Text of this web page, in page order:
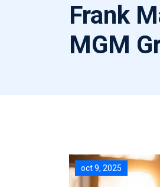
Frank
MGM
oct 9, 2025